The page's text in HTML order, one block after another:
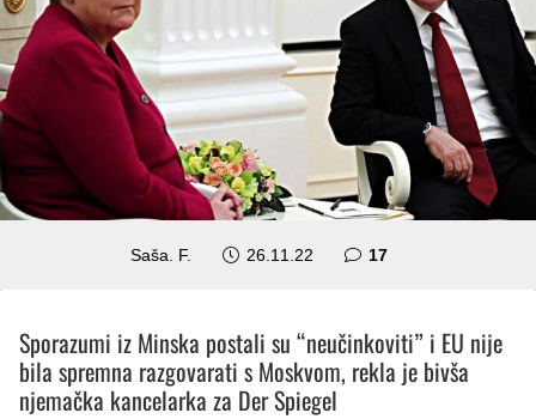
Saša. F. 26.11.22 17komentara
Sporazumi iz Minska postali su “neučinkoviti” i EU nije
bila spremna razgovarati s Moskvom, rekla je bivša
njemačka kancelarka za Der Spiegel